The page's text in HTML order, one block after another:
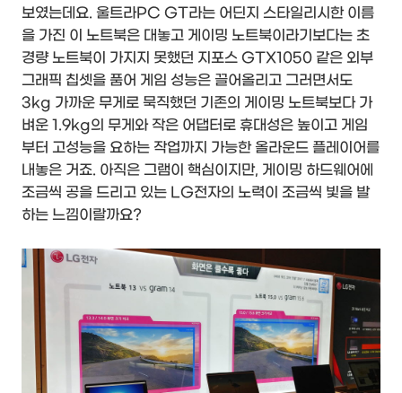
보였는데요. 울트라PC GT라는 어딘지 스타일리시한 이름
을 가진 이 노트북은 대놓고 게이밍 노트북이라기보다는 초
경량 노트북이 가지지 못했던 지포스 GTX1050 같은 외부
그래픽 칩셋을 품어 게임 성능은 끌어올리고 그러면서도
3kg 가까운 무게로 묵직했던 기존의 게이밍 노트북보다 가
벼운 1.9kg의 무게와 작은 어댑터로 휴대성은 높이고 게임
부터 고성능을 요하는 작업까지 가능한 올라운드 플레이어를
내놓은 거죠. 아직은 그램이 핵심이지만, 게이밍 하드웨어에
조금씩 공을 드리고 있는 LG전자의 노력이 조금씩 빛을 발
하는 느낌이랄까요?